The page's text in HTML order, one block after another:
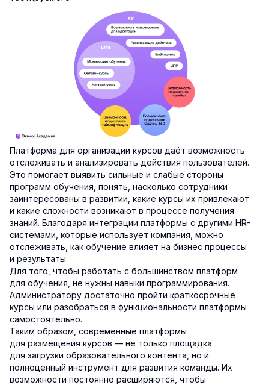
Платформа для организации курсов даёт возможность
отслеживать и анализировать действия пользователей.
Это помогает выявить сильные и слабые стороны
программ обучения, понять, насколько сотрудники
заинтересованы в развитии, какие курсы их привлекают
и какие сложности возникают в процессе получения
знаний. Благодаря интеграции платформы с другими HR-
системами, которые использует компания, можно
отслеживать, как обучение влияет на бизнес процессы
и результаты.
Для того, чтобы работать с большинством платформ
для обучения, не нужны навыки программирования.
Администратору достаточно пройти краткосрочные
курсы или разобраться в функциональности платформы
самостоятельно.
Таким образом, современные платформы
для размещения курсов — не только площадка
для загрузки образовательного контента, но и
полноценный инструмент для развития команды. Их
возможности постоянно расширяются, чтобы